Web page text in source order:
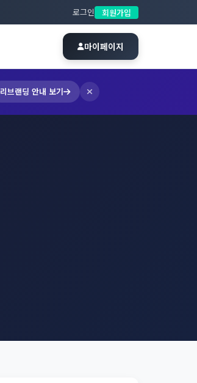
리브랜딩 안내 보기
로그인 회원가입
마이페이지